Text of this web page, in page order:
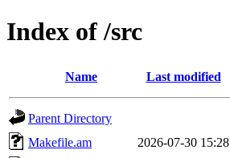
Index of /src
Name Last modified
Parent Directory
Makefile.am
2026-07-30 15:28